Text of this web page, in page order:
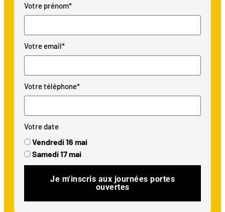
Votre prénom*
Votre email*
Votre téléphone*
Votre date
Vendredi 16 mai
Samedi 17 mai
Je m'inscris aux journées portes
ouvertes